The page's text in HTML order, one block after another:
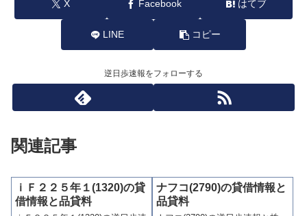
X Facebook はてブ
LINE コピー
逆日歩速報をフォローする
関連記事
ｉＦ２２５年１(1320)の貸
借情報と品貸料
ナフコ(2790)の貸借情報と
品貸料